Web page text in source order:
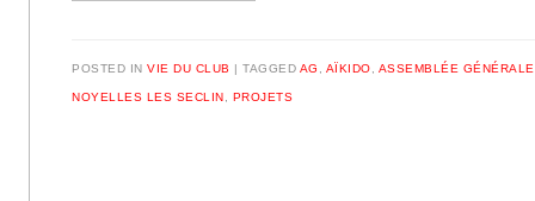
POSTED INVIE DU CLUB TAGGED AG AÏKIDO ASSEMBLÉE GÉNÉRALE
NOYELLES LES SECLIN PROJETS